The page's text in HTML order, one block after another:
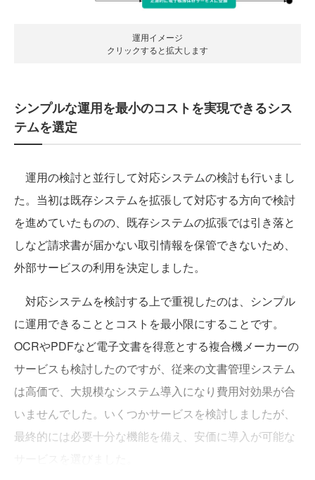
運用イメージ
クリックすると拡大します
シンプルな運用を最小のコストを実現できるシス
テムを選定
運用の検討と並行して対応システムの検討も行いまし
た。当初は既存システムを拡張して対応する方向で検討
を進めていたものの、既存システムの拡張では引き落と
しなど請求書が届かない取引情報を保管できないため、
外部サービスの利用を決定しました。
対応システムを検討する上で重視したのは、シンプル
に運用できることとコストを最小限にすることです。
OCRやPDFなど電子文書を得意とする複合機メーカーの
サービスも検討したのですが、従来の文書管理システム
は高価で、大規模なシステム導入になり費用対効果が合
いませんでした。いくつかサービスを検討しましたが、
最終的には必要十分な機能を備え、安価に導入が可能な